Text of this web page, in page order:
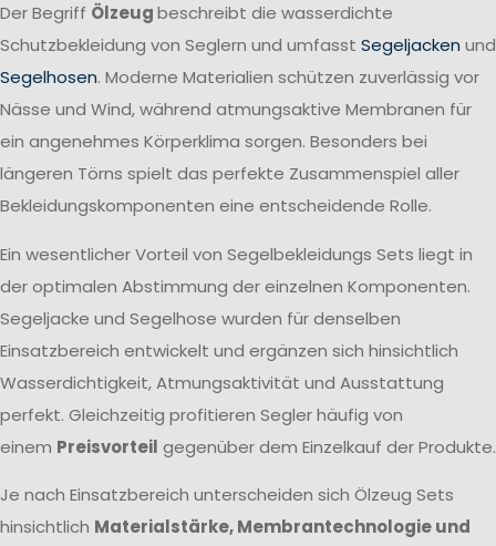
Der Begriff Ölzeugbeschreibt die wasserdichte
Schutzbekleidung von Seglern und umfasst Segeljacken und
Segelhosen. Moderne Materialien schützen zuverlässig vor
Nässe und Wind, während atmungsaktive Membranen für
ein angenehmes Körperklima sorgen. Besonders bei
längeren Törns spielt das perfekte Zusammenspiel aller
Bekleidungskomponenten eine entscheidende Rolle.
Ein wesentlicher Vorteil von Segelbekleidungs Sets liegt in
der optimalen Abstimmung der einzelnen Komponenten.
Segeljacke und Segelhose wurden für denselben
Einsatzbereich entwickelt und ergänzen sich hinsichtlich
Wasserdichtigkeit, Atmungsaktivität und Ausstattung
perfekt. Gleichzeitig profitieren Segler häufig von
einem Preisvorteil gegenüber dem Einzelkauf der Produkte.
Je nach Einsatzbereich unterscheiden sich Ölzeug Sets
hinsichtlich Materialstärke, Membrantechnologie und